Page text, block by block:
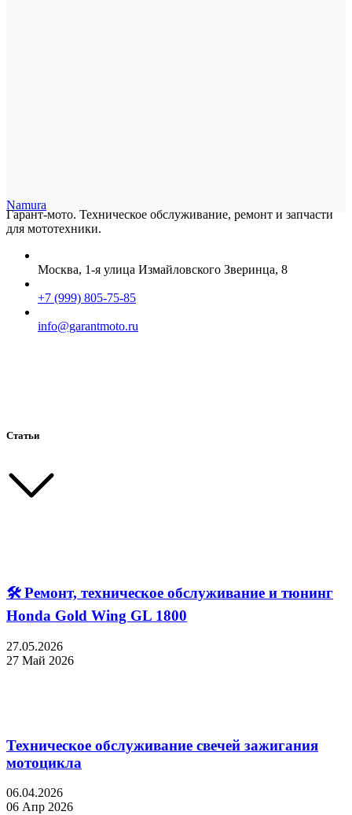
Namura
Гарант-мото. Техническое обслуживание, ремонт и запчасти
для мототехники.
Москва, 1-я улица Измайловского Зверинца, 8
+7 (999) 805-75-85
info@garantmoto.ru
Статьи
🛠 Ремонт, техническое обслуживание и тюнинг
Honda Gold Wing GL 1800
27.05.2026
27 Май 2026
Техническое обслуживание свечей зажигания
мотоцикла
06.04.2026
06 Апр 2026